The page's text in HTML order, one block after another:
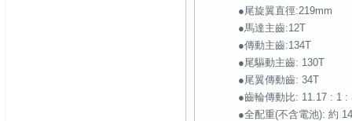
●尾旋翼直徑:219mm
●馬達主齒:12T
●傳動主齒:134T
●尾驅動主齒: 130T
●尾翼傳動齒: 34T
●齒輪傳動比: 11.17 : 1 :
●全配重(不含電池): 約